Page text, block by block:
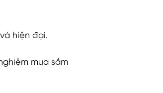
hiện đại.
mua sắm